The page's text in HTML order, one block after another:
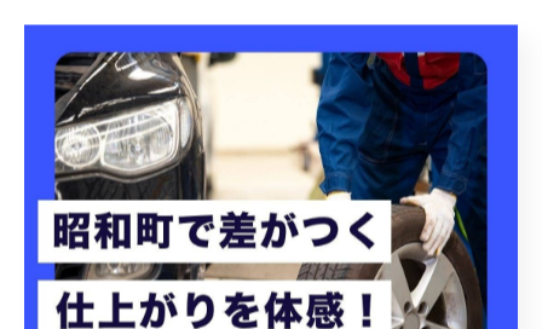
スタッドレスタイヤ交換の手順と注意
点を解説
スタッドレスタイヤ交換の基本手順と流れ
スタッドレスタイヤ交換は、安全な冬のドライブを実現
するために欠かせない作業です。基本的な手順として
は、まず交換する車両を平坦な場所に停車し、サイドブ